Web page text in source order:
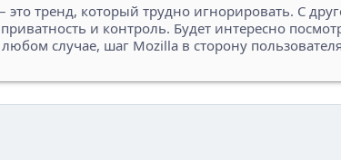
это тренд, который трудно игнорировать. С
и контроль. Будет интересно
случае, шаг Mozilla в сторону